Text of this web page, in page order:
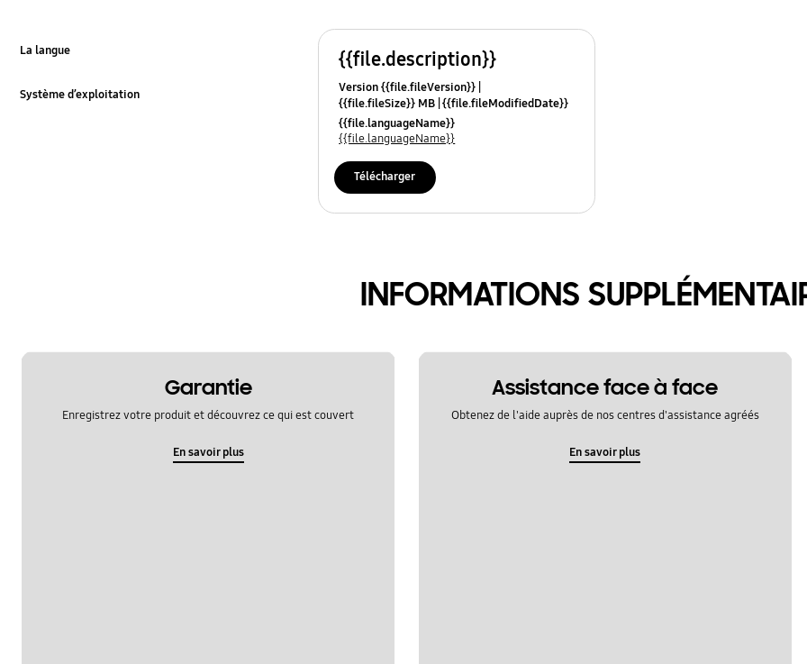
La langue
Système d’exploitation
{{file.description}}
Version {{file.fileVersion}}
{{file.fileSize}} MB {{file.fileModifiedDate}}
{{file.osNames}}
{{file.languageName}}
{{file.languageName}}
Télécharger
INFORMATIONS
Garantie
Enregistrez votre produit et découvrez ce qui est couvert
En savoir plus
Assistance face à face
Obtenez de l'aide auprès de nos centres d'assistance agréés
En savoir plus